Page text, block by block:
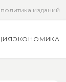
изданий
ЭКОНОМИКА